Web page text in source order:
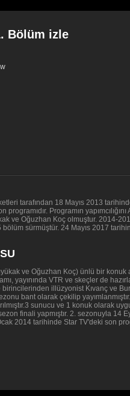
Bölüm izle
tarafından 18 Mayıs 2013
Programın
ve Oğuzhan Koç olmuştur. 2014-
sürmüştür. 24 Mayıs 2017
ve Oğuzhan Koç) ünlü bir
yayınında VTR ve skeçler de
illüzyonist Kıvanç ve
bant olarak çekilip
sunucu ve 1 konuk olarak
finali yapmıştır. 2. sezonuyla 14
2014 tarihinde Star TV'deki son